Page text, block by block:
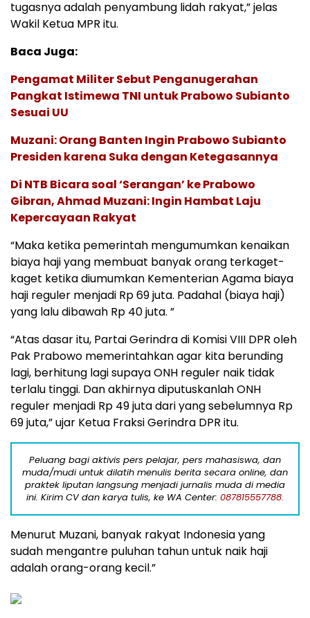
tugasnya adalah penyambung lidah rakyat,” jelas
Wakil Ketua MPR itu.
Baca Juga:
Pengamat Militer Sebut Penganugerahan
Pangkat Istimewa TNI untuk Prabowo Subianto
Sesuai UU
Muzani: Orang Banten Ingin Prabowo Subianto
Presiden karena Suka dengan Ketegasannya
Di NTB Bicara soal ‘Serangan’ ke Prabowo
Gibran, Ahmad Muzani: Ingin Hambat Laju
Kepercayaan Rakyat
“Maka ketika pemerintah mengumumkan kenaikan
biaya haji yang membuat banyak orang terkaget-
kaget ketika diumumkan Kementerian Agama biaya
haji reguler menjadi Rp 69 juta. Padahal (biaya haji)
yang lalu dibawah Rp 40 juta. ”
“Atas dasar itu, Partai Gerindra di Komisi VIII DPR oleh
Pak Prabowo memerintahkan agar kita berunding
lagi, berhitung lagi supaya ONH reguler naik tidak
terlalu tinggi. Dan akhirnya diputuskanlah ONH
reguler menjadi Rp 49 juta dari yang sebelumnya Rp
69 juta,” ujar Ketua Fraksi Gerindra DPR itu.
Peluang bagi aktivis pers pelajar, pers mahasiswa, dan
muda/mudi untuk dilatih menulis berita secara online, dan
praktek liputan langsung menjadi jurnalis muda di media
ini. Kirim CV dan karya tulis, ke WA Center: 087815557788.
Menurut Muzani, banyak rakyat Indonesia yang
sudah mengantre puluhan tahun untuk naik haji
adalah orang-orang kecil.”